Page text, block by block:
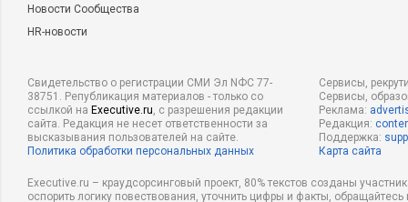
Новости Сообщества
HR-новости
Свидетельство о регистрации СМИ Эл NФС 77-
38751. Републикация материалов - только со
ссылкой на Executive.ru, с разрешения редакции
сайта. Редакция не несет ответственности за
высказывания пользователей на сайте.
Политика обработки персональных данных
Сервисы,
Сервисы,
Реклама:
Редакция:
Поддержка:
Карта сайта
Executive.ru – краудсорсинговый проект, 80% текстов созданы
оспорить логику повествования, уточнить цифры и факты,